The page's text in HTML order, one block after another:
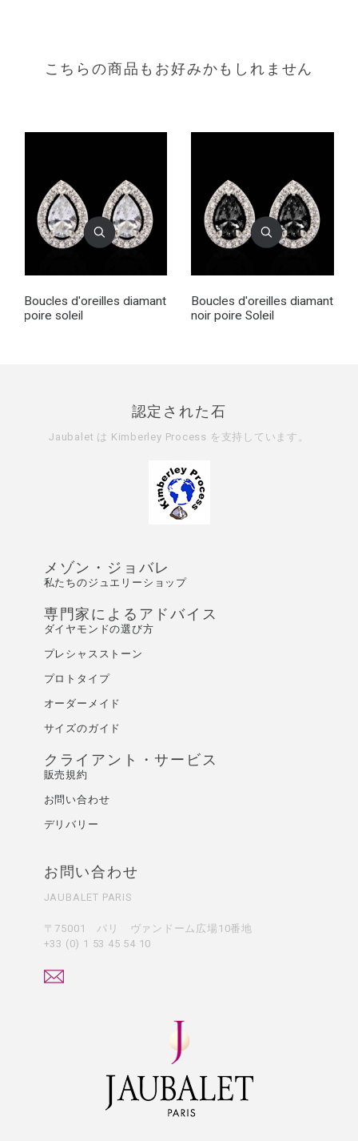
こちらの商品もお好みかもしれません
Boucles d'oreilles diamant
poire soleil
Boucles d'oreilles diamant
noir poire Soleil
認定された石
Jaubalet は Kimberley Process を支持しています。
メゾン・ジョバレ
私たちのジュエリーショップ
専門家によるアドバイス
ダイヤモンドの選び方
プレシャスストーン
プロトタイプ
オーダーメイド
サイズのガイド
クライアント・サービス
販売規約
お問い合わせ
デリバリー
お問い合わせ
JAUBALET PARIS
〒75001 パリ ヴァンドーム広場10番地
+33 (0) 1 53 45 54 10